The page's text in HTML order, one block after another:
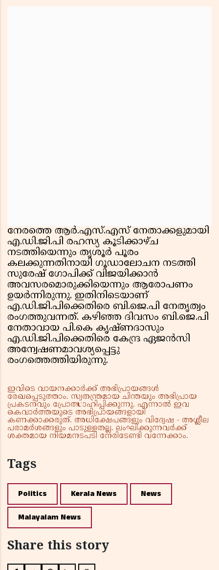
നേരത്തെ ആര്‍.എസ്.എസ് നേതാക്കളുമായി
എ.ഡി.ജി.പി രഹസ്യ കൂടിക്കാഴ്ച
നടത്തിയെന്നും തൃശൂര്‍ പൂരം
കലക്കുന്നതിനായി ഗൂഡാലോചന നടത്തി
സുരേഷ് ഗോപിക്ക് വിജയിക്കാന്‍
അവസരമൊരുക്കിയെന്നും ആരോപണം
ഉയര്‍ന്നിരുന്നു. ഇതിനിടെയാണ്
എ.ഡി.ജി.പിക്കെതിരെ ബി.ജെ.പി നേതൃത്വം
രംഗത്തുവന്നത്. കഴിഞ്ഞ ദിവസം ബി.ജെ.പി
നേതാവായ പി.കെ കൃഷ്ണദാസും
എ.ഡി.ജി.പിക്കെതിരെ കേന്ദ്ര ഏജന്‍സി
അന്വേഷണമാവശ്യപ്പെട്ടു
രംഗത്തെത്തിയിരുന്നു.
ഇവിടെ വായനക്കാർക്ക് അഭിപ്രായങ്ങൾ
രേഖപ്പെടുത്താം. സ്വതന്ത്രമായ ചിന്തയും അഭിപ്രായ
പ്രകടനവും പ്രോത്സാഹിപ്പിക്കുന്നു. എന്നാൽ ഇവ
കെവാർത്തയുടെ അഭിപ്രായങ്ങളായി
കണക്കാക്കരുത്. അധിക്ഷേപങ്ങളും വിദ്വേഷ - അശ്ലീല
പരാമർശങ്ങളും പാടുള്ളതല്ല. ലംഘിക്കുന്നവർക്ക്
ശക്തമായ നിയമനടപടി നേരിടേണ്ടി വന്നേക്കാം.
Tags
Politics Kerala News News
Malayalam News
Share this story